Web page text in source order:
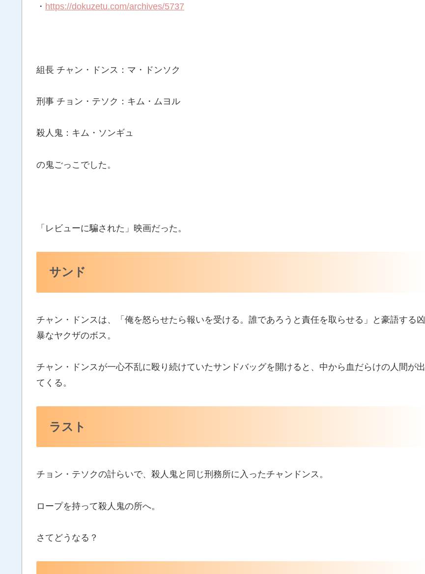
・ https://dokuzetu.com/archives/5737
組長 チャン・ドンス：マ・ドンソク
刑事 チョン・テソク：キム・ムヨル
殺人鬼：キム・ソンギュ
の鬼ごっこでした。
「レビューに騙された」映画だった。
サンド
チャン・ドンスは、「俺を怒らせたら報いを受ける。誰であろうと責任を取らせる」と豪語する凶
暴なヤクザのボス。
チャン・ドンスが一心不乱に殴り続けていたサンドバッグを開けると、中から血だらけの人間が出
てくる。
ラスト
チョン・テソクの計らいで、殺人鬼と同じ刑務所に入ったチャンドンス。
ロープを持って殺人鬼の所へ。
さてどうなる？